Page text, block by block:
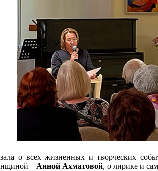
о всех жизненных и творческих
– Анной Ахматовой, о лирике и